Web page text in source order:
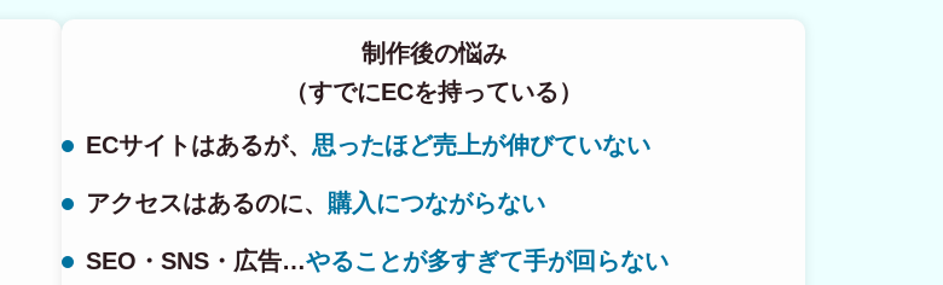
制作後の悩み
（すでにECを持っている）
ECサイトはあるが、 思ったほど売上が伸びていない
アクセスはあるのに、 購入につながらない
SEO・SNS・広告…やることが多すぎて手が回らない